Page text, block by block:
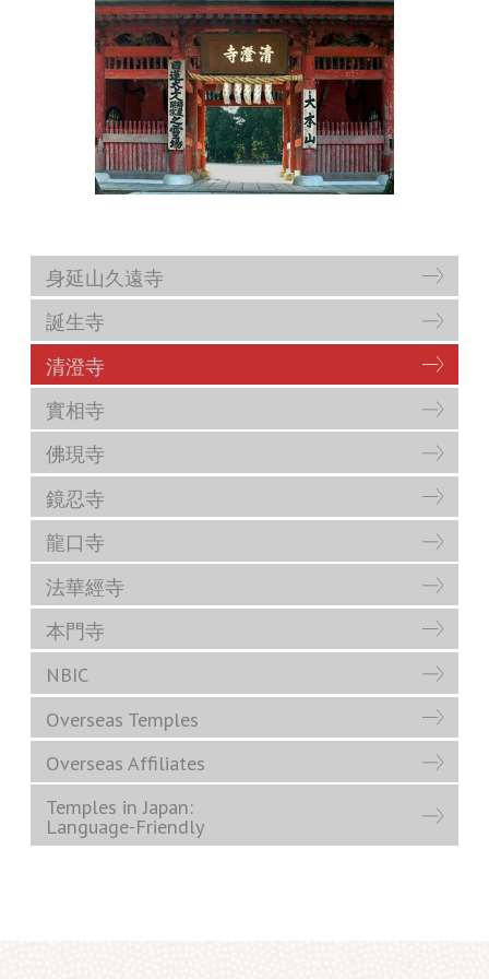
身延山久遠寺
誕生寺
清澄寺
實相寺
佛現寺
鏡忍寺
龍口寺
法華經寺
本門寺
NBIC
Overseas Temples
Overseas Affiliates
Temples in Japan:
Language-Friendly